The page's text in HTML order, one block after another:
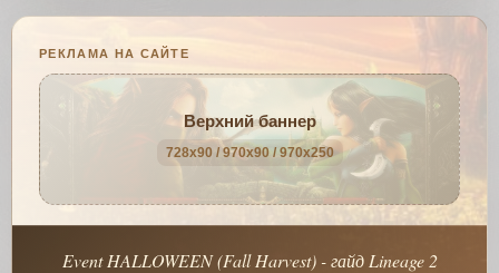
РЕКЛАМА НА САЙТЕ
Верхний баннер
728x90 / 970x90 / 970x250
Event HALLOWEEN (Fall Harvest) - гайд Lineage 2